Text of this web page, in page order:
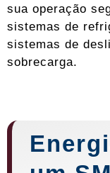
sua operação
sistemas de
sistemas de
sobrecarga.